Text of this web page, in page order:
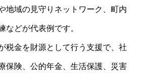
地域の見守りネットワーク、町内
などが代表例です。
税金を財源として行う支援で、社
保険、公的年金、生活保護、災害